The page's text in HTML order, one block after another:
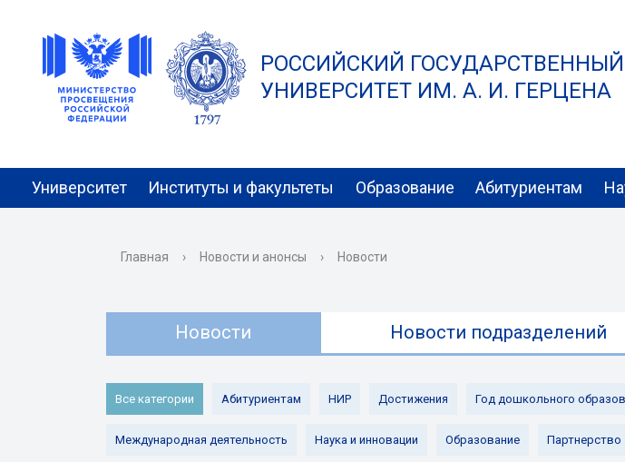
РОССИЙСКИЙ
УНИВЕРСИТЕТ ИМ. А. И. ГЕРЦЕНА
Университет Институты и факультеты Образование Абитуриентам
Главная › Новости и анонсы › Новости
Новости Новости подразделений
Все категории Абитуриентам НИР Достижения Год дошкольного
Международная деятельность Наука и инновации Образование Партнерство